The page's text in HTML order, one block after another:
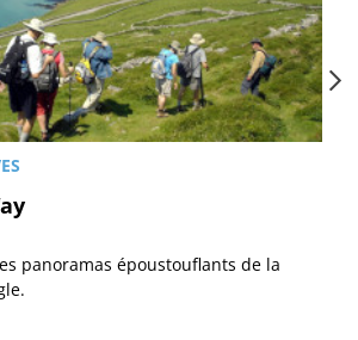
panoramas époustouflants de la